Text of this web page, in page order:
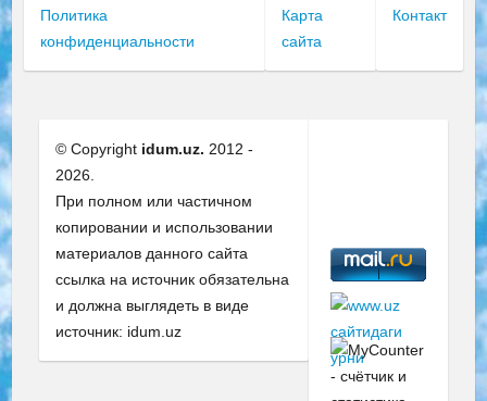
Политика
конфиденциальности
Карта
сайта
Контакт
© Copyright idum.uz. 2012 -
2026.
При полном или частичном
копировании и использовании
материалов данного сайта
ссылка на источник обязательна
и должна выглядеть в виде
источник: idum.uz